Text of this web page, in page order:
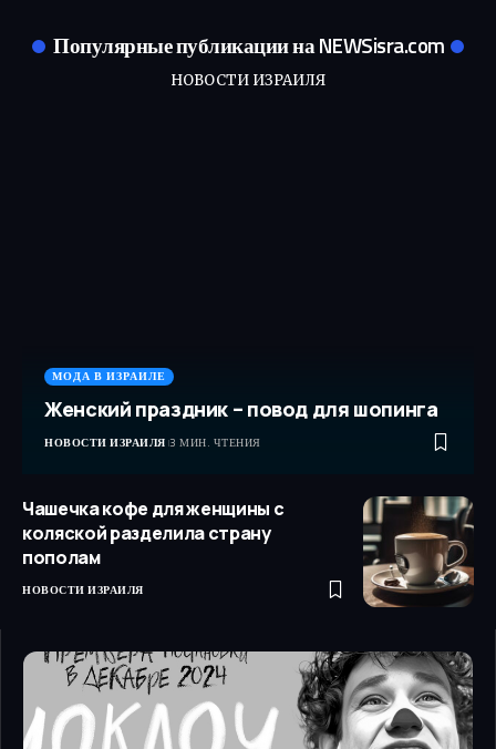
Популярные публикации на NEWSisra.com
НОВОСТИ ИЗРАИЛЯ
МОДА В ИЗРАИЛЕ
Женский праздник – повод для шопинга
НОВОСТИ ИЗРАИЛЯ 3 МИН. ЧТЕНИЯ
Чашечка кофе для женщины с
коляской разделила страну
пополам
НОВОСТИ ИЗРАИЛЯ